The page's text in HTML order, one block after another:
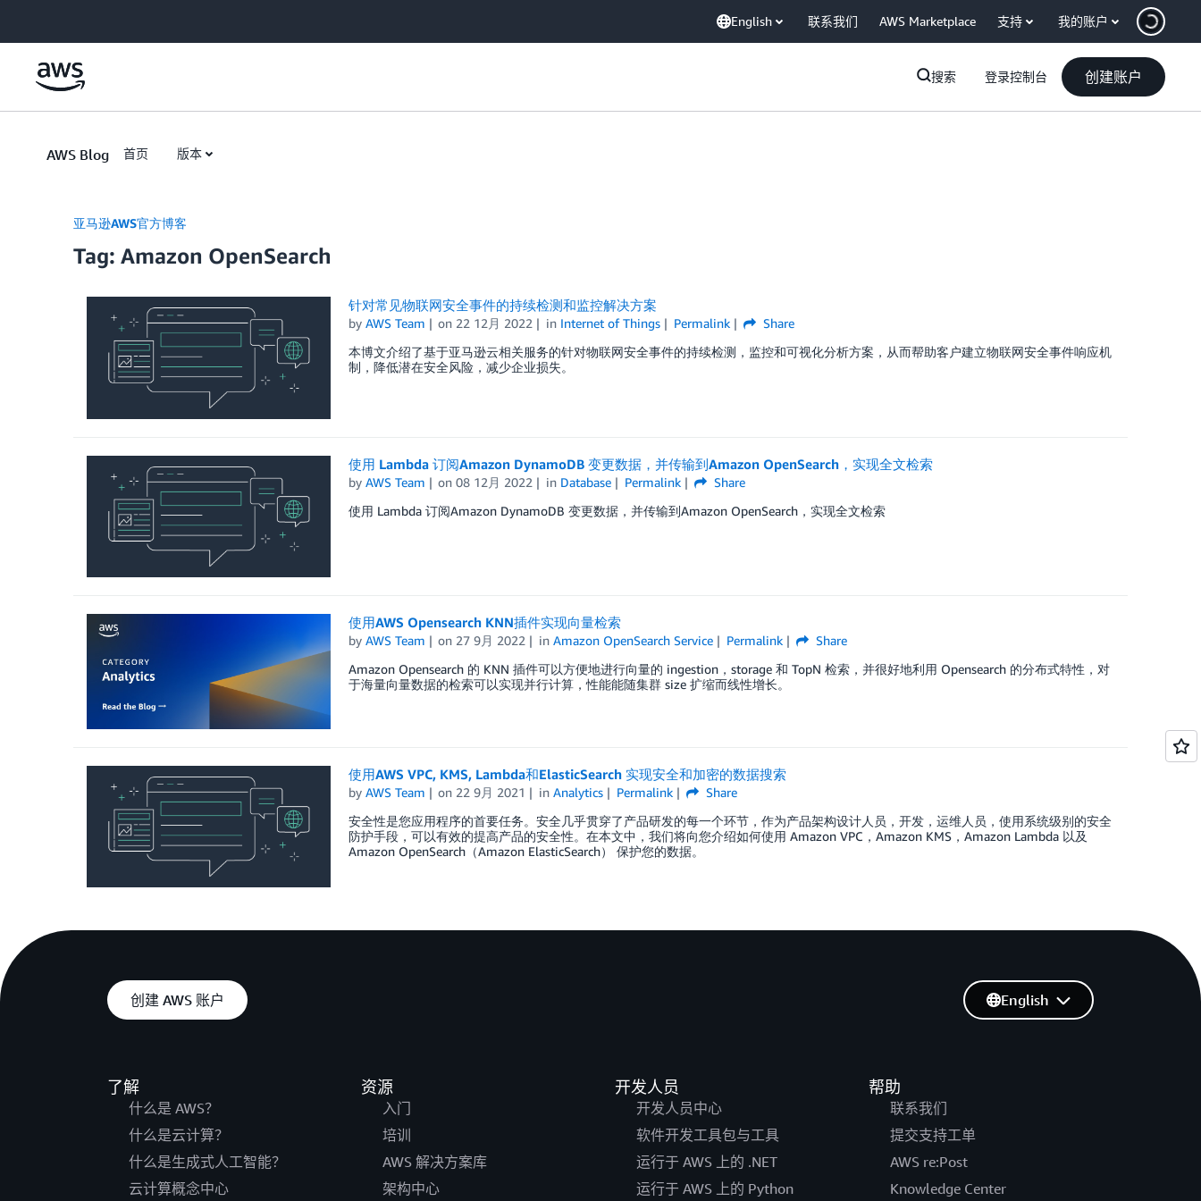
English 联系我们 AWS Marketplace 支持 我的账户
搜索 登录控制台 创建账户
AWS Blog 首页 版本
亚马逊AWS官方博客
Tag: Amazon OpenSearch
针对常见物联网安全事件的持续检测和监控解决方案
by AWS Team on 22 12月 2022 in Internet of Things Permalink
Share
本博文介绍了基于亚马逊云相关服务的针对物联网安全事件的持续检测，监控和可视化分析方案，从而帮助客户建立物联网安全事件响应机
制，降低潜在安全风险，减少企业损失。
使用 Lambda 订阅Amazon DynamoDB 变更数据，并传输到Amazon OpenSearch，实现全文检索
by AWS Team on08 12月 2022 in Database Permalink
Share
使用 Lambda 订阅Amazon DynamoDB 变更数据，并传输到Amazon OpenSearch，实现全文检索
使用AWS Opensearch KNN插件实现向量检索
by AWS Team on 27 9月 2022 inAmazon OpenSearch Service Permalink
Share
Amazon Opensearch 的 KNN 插件可以方便地进行向量的 ingestion，storage 和 TopN 检索，并很好地利用 Opensearch 的分布式特性，对
于海量向量数据的检索可以实现并行计算，性能能随集群 size 扩缩而线性增长。
使用AWS VPC, KMS, Lambda和ElasticSearch 实现安全和加密的数据搜索
by AWS Team on 22 9月 2021 inAnalytics Permalink
Share
安全性是您应用程序的首要任务。安全几乎贯穿了产品研发的每一个环节，作为产品架构设计人员，开发，运维人员，使用系统级别的安全
防护手段，可以有效的提高产品的安全性。在本文中，我们将向您介绍如何使用 Amazon VPC，Amazon KMS，Amazon Lambda 以及
Amazon OpenSearch（Amazon ElasticSearch） 保护您的数据。
创建 AWS 账户
了解
什么是 AWS？
什么是云计算？
什么是生成式人工智能？
云计算概念中心
资源
入门
培训
AWS 解决方案库
架构中心
开发人员
开发人员中心
软件开发工具包与工具
运行于 AWS 上的 .NET
运行于 AWS 上的 Python
帮助
联系我们
提交支持工单
AWS re:Post
Knowledge Center
English